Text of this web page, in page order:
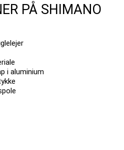
PÅ SHIMANO
i aluminium